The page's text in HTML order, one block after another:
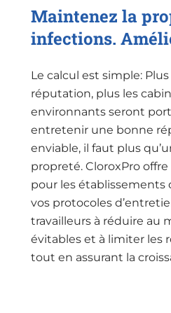
Maintenez la
infections.
Le calcul est simple:
réputation, plus les
environnants seront
entretenir une bonne
enviable, il faut plus
propreté. CloroxPro
pour les établissements
vos protocoles
travailleurs à réduire au
évitables et à limiter les
tout en assurant la